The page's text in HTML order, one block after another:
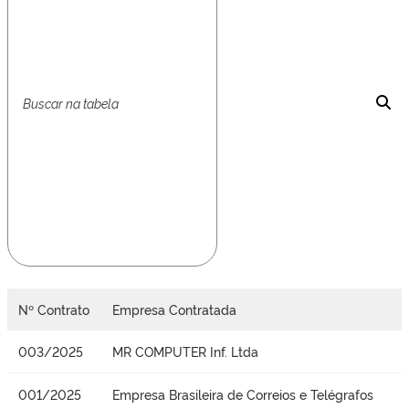
Nº Contrato Empresa Contratada
003/2025 MR COMPUTER Inf. Ltda
001/2025 Empresa Brasileira de Correios e Telégrafos